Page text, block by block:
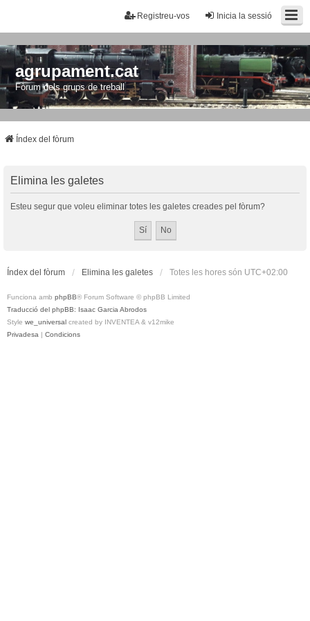
Inicia la sessió
Registreu-vos
agrupament.cat
Fòrum dels grups de treball
Índex del fòrum
Elimina les galetes
Esteu segur que voleu eliminar totes les galetes creades pel fòrum?
Índex del fòrum Elimina les galetes Totes les hores són UTC+02:00
Funciona amb phpBB® Forum Software © phpBB Limited
Traducció del phpBB: Isaac Garcia Abrodos
Style we_universal created by INVENTEA & v12mike
Privadesa | Condicions